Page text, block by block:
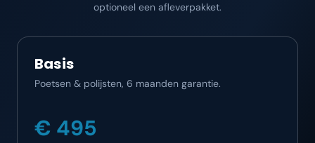
optioneel een afleverpakket.
Basis
Poetsen & polijsten, 6 maanden garantie.
€ 495